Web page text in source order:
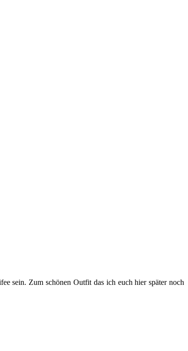
sein. Zum schönen Outfit das ich euch hier später noch